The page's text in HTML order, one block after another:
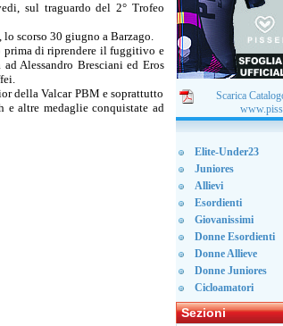
sul traguardo del 2° Trofeo
scorso 30 giugno a Barzago.
prima di riprendere il fuggitivo e
Alessandro Bresciani ed Eros
della Valcar PBM e soprattutto
e altre medaglie conquistate ad
Scarica
Elite-Under23
Juniores
Allievi
Esordienti
Giovanissimi
Donne Esordienti
Donne Allieve
Donne Juniores
Cicloamatori
Sezioni